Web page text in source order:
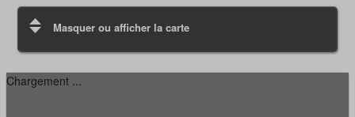
Masquer ou afficher la carte
Chargement ...